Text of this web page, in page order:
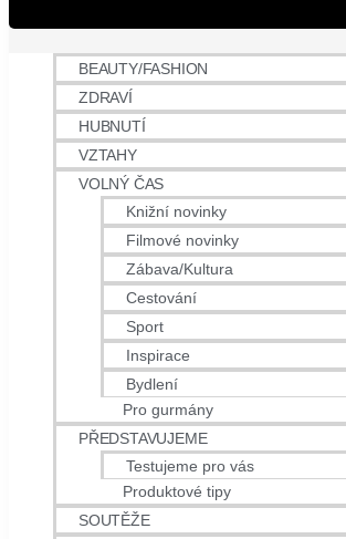
BEAUTY/FASHION
ZDRAVÍ
HUBNUTÍ
VZTAHY
VOLNÝ ČAS
Knižní novinky
Filmové novinky
Zábava/Kultura
Cestování
Sport
Inspirace
Bydlení
Pro gurmány
PŘEDSTAVUJEME
Testujeme pro vás
Produktové tipy
SOUTĚŽE